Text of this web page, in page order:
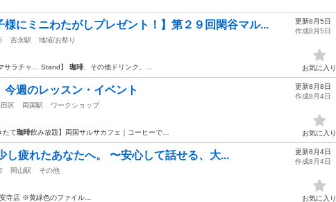
様にミニわたがしプレゼント！】第２９回閑谷マル...
吉永駅
地域/お祭り
サラチャ… Stand】 珈琲 、その他ドリンク、…
更新8月5日
作成8月5日
お気に入り
週のレッスン・イベント
区 両国駅
ワークショップ
たて珈琲飲み放題】両国サルサカフェ｜コーヒーで…
更新8月8日
作成8月4日
お気に入り
し疲れたあなたへ。 〜安心して話せる、大...
岡山駅
その他
寺店 ※黄緑色のファイル…
更新8月4日
作成8月4日
お気に入り